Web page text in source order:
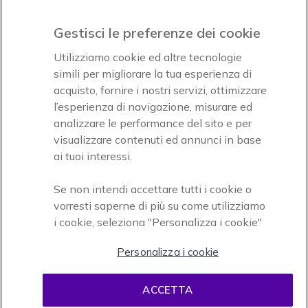
Icon
Icon
Paga facilmente ed in assoluta sicurezza
Accettiamo
Gestisci le preferenze dei cookie
Utilizziamo cookie ed altre tecnologie
simili per migliorare la tua esperienza di
acquisto, fornire i nostri servizi, ottimizzare
l’esperienza di navigazione, misurare ed
analizzare le performance del sito e per
visualizzare contenuti ed annunci in base
ai tuoi interessi.
Se non intendi accettare tutti i cookie o
vorresti saperne di più su come utilizziamo
i cookie, seleziona "Personalizza i cookie"
Personalizza i cookie
ACCETTA